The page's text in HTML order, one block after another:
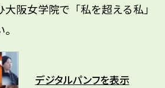
阪女学院で「私を超える私」
デジタルパンフを表示